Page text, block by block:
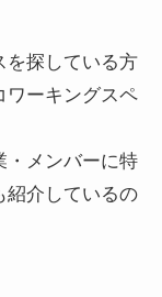
を探している方
ワーキングスペ
・メンバーに特
紹介しているの